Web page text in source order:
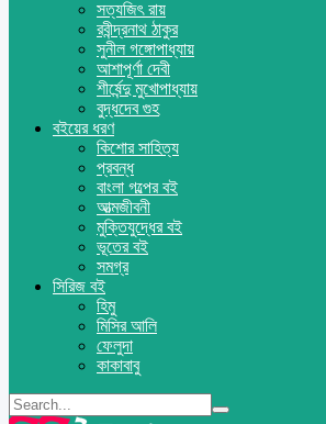
সত্যজিৎ রায়
রবীন্দ্রনাথ ঠাকুর
সুনীল গঙ্গোপাধ্যায়
আশাপূর্ণা দেবী
শীর্ষেন্দু মুখোপাধ্যায়
বুদ্ধদেব গুহ
বইয়ের ধরণ
কিশোর সাহিত্য
প্রবন্ধ
বাংলা গল্পের বই
আত্মজীবনী
মুক্তিযুদ্ধের বই
ভূতের বই
সমগ্র
সিরিজ বই
হিমু
মিসির আলি
ফেলুদা
কাকাবাবু